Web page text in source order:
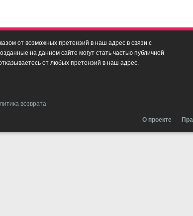
от возможных претензий в наш адрес в связи с
на данном сайте могут стать частью публичной
от любых претензий в наш адрес.
возврата
О проекте